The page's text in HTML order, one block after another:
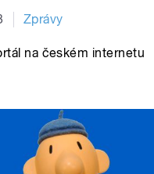
Zprávy
na českém internetu